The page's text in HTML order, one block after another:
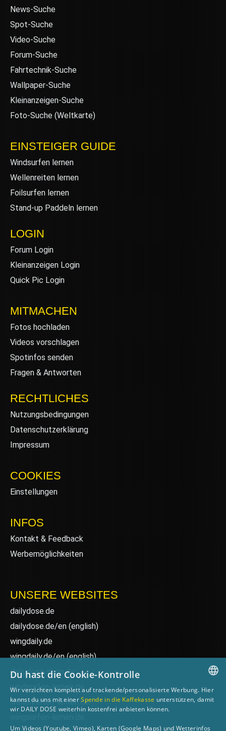
News-Suche
Spot-Suche
Video-Suche
Forum-Suche
Fahrtechnik-Suche
Wallpaper-Suche
Kleinanzeigen-Suche
Foto-Suche (Weltkarte)
EINSTEIGER GUIDE
Windsurfen lernen
Wellenreiten lernen
Foilsurfen lernen
Stand-up Paddeln lernen
LOGIN
Forum Login
Kleinanzeigen Login
Quick Pic Login
MITMACHEN
Fotos hochladen
Videos vorschlagen
Spotinfos senden
Fragen & Antworten
RECHTLICHES
Nutzungsbedingungen
Datenschutzerklärung
Impressum
COOKIES
Einstellungen
INFOS
Kontakt & Feedback
Werbemöglichkeiten
UNSERE WEBSITES
dailydose.de
dailydose.de/en (english)
wingdaily.de
wingdaily.de/en(english)
dailydose-shop.de
windsurfen-lernen.de
wellenreiten-lernen.de
GERMAN
Du hast die Cookie-Kontrolle
Wir verzichten komplett auf trackende/personalisierte Werbung. Hier
kannst du uns mit einerSpende in die Kaffekasse unterstützen, damit
wir DAILY DOSE weiterhin kostenfrei anbieten können.
Um Videos (Youtube, Vimeo), Karten (Google Maps) und Wetterinfos